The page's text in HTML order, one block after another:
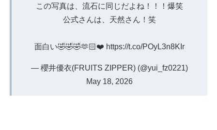
この写真は、流石に同じだよね！！！爆笑
公式さんは、天然さん！笑
面白い🤣🤣🤣🫶🏻❤️ https://t.co/POyL3n8KIr
— 櫻井優衣(FRUITS ZIPPER) (@yui_fz0221)
May 18, 2026